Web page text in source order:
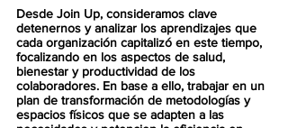
Desde Join Up, consideramos clave
detenernos y analizar los aprendizajes que
cada organización capitalizó en este tiempo,
focalizando en los aspectos de salud,
bienestar y productividad de los
colaboradores. En base a ello, trabajar en un
plan de transformación de metodologías y
espacios físicos que se adapten a las